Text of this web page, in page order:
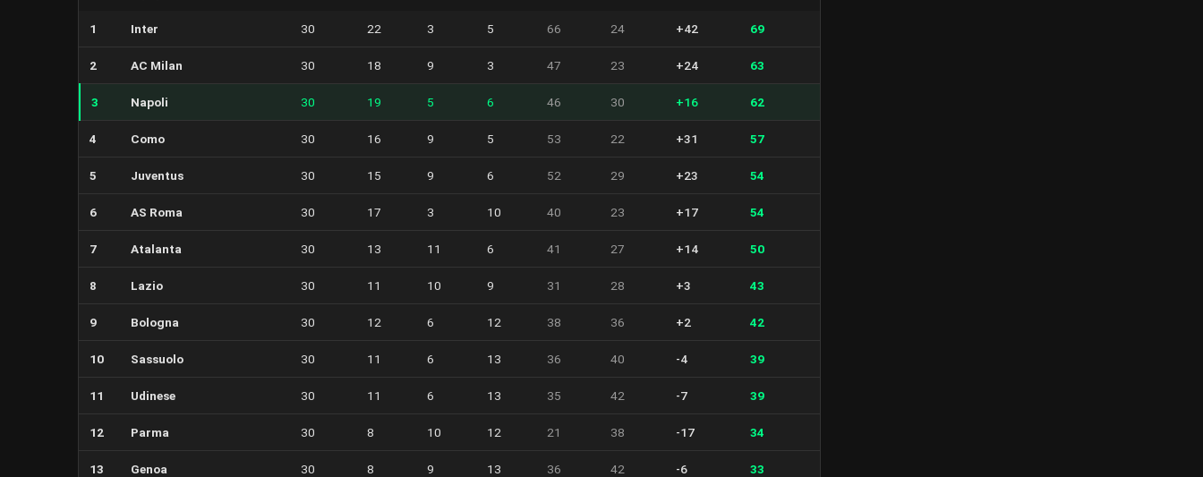
1 Inter 30 22 3 5 66 24 +42 69
2 AC Milan 30 18 9 3 47 23 +24 63
3 Napoli 30 19 5 6 46 30 +16 62
4 Como 30 16 9 5 53 22 +31 57
5 Juventus 30 15 9 6 52 29 +23 54
6 AS Roma 30 17 3 10 40 23 +17 54
7 Atalanta 30 13 11 6 41 27 +14 50
8 Lazio 30 11 10 9 31 28 +3 43
9 Bologna 30 12 6 12 38 36 +2 42
10 Sassuolo 30 11 6 13 36 40 -4 39
11 Udinese 30 11 6 13 35 42 -7 39
12 Parma 30 8 10 12 21 38 -17 34
13 Genoa 30 8 9 13 36 42 -6 33